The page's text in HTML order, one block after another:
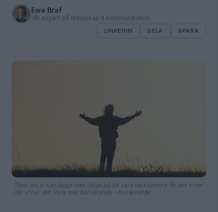
Ewa Braf
Vår expert på ledarskap & kommunikation
LINKEDIN DELA SPARA
Tänk om vi kan lägga mer fokus på att vara tacksamma för det vi har
när vi har det. Vara mer härvarande – livs levande.